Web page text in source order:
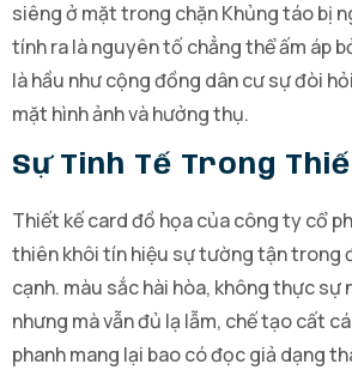
siêng ở mặt trong chặn Khủng táo bị
tính ra là nguyên tố chẳng thể ấm áp
là hầu như cộng đồng dân cư sự đòi
mặt hình ảnh và hưởng thụ.
Sự Tinh Tế Trong
Thiết kế card đồ họa của công ty cổ
thiên khôi tín hiệu sự tường tận trong
cạnh. màu sắc hài hòa, không thực sự
nhưng mà vẫn đủ lạ lẫm, chế tạo cất
phanh mang lại bao có đọc giả dạng